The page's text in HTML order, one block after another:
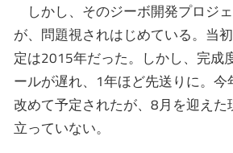
しかし、そのジーボ開発プロジ
が、問題視されはじめている。当
定は2015年だった。しかし、完成
ールが遅れ、1年ほど先送りに。
改めて予定されたが、8月を迎え
立っていない。